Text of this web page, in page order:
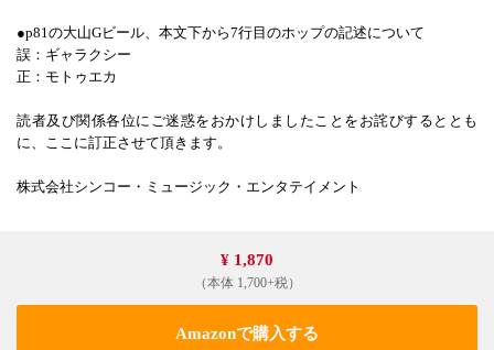
●p81の大山Gビール、本文下から7行目のホップの記述について
誤：ギャラクシー
正：モトゥエカ
読者及び関係各位にご迷惑をおかけしましたことをお詫びするととも
に、ここに訂正させて頂きます。
株式会社シンコー・ミュージック・エンタテイメント
¥ 1,870
（本体 1,700+税）
Amazonで購入する